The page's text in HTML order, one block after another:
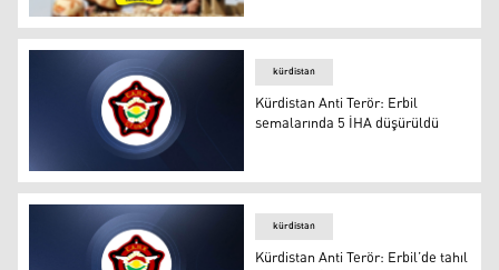
Kuveyt: İran’ın İHA saldırısı engellendi
Kürdistan Anti Terör: Erbil semalarında 5 İHA düşürüldü
kürdistan
Kürdistan Anti Terör: Erbil
semalarında 5 İHA düşürüldü
kürdistan
Kürdistan Anti Terör: Erbil’de tahıl